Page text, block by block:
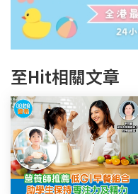
至Hit相關文章